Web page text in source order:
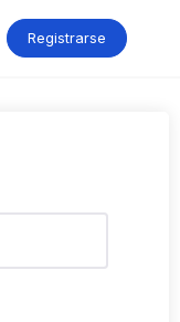
Registrarse